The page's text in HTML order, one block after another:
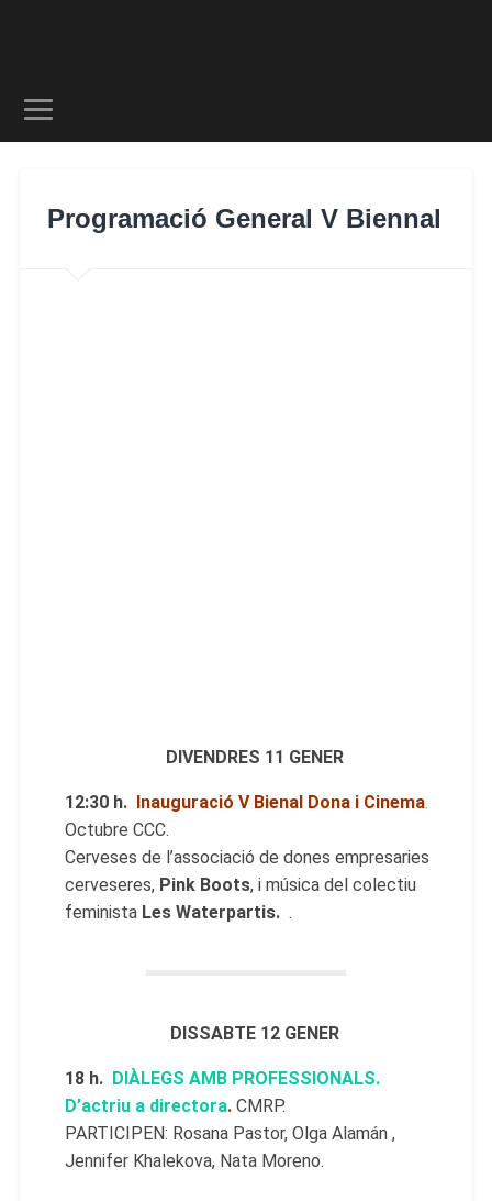
Programació General V Biennal
DIVENDRES 11 GENER
12:30 h. Inauguració V Bienal Dona i Cinema.
Octubre CCC.
Cerveses de l’associació de dones empresaries
cerveseres, Pink Boots, i música del colectiu
feminista Les Waterpartis. .
DISSABTE 12 GENER
18 h. DIÀLEGS AMB PROFESSIONALS.
D’actriu a directora.CMRP.
PARTICIPEN: Rosana Pastor, Olga Alamán ,
Jennifer Khalekova, Nata Moreno.